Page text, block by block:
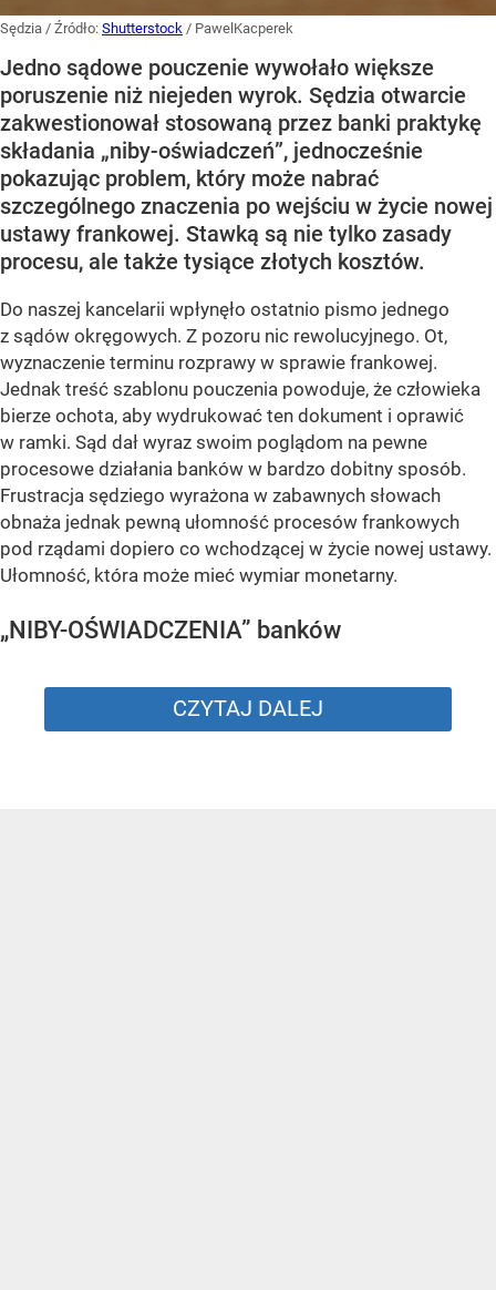
Sędzia / Źródło: Shutterstock / PawelKacperek
Jedno sądowe pouczenie wywołało większe
poruszenie niż niejeden wyrok. Sędzia otwarcie
zakwestionował stosowaną przez banki praktykę
składania „niby-oświadczeń”, jednocześnie
pokazując problem, który może nabrać
szczególnego znaczenia po wejściu w życie nowej
ustawy frankowej. Stawką są nie tylko zasady
procesu, ale także tysiące złotych kosztów.
Do naszej kancelarii wpłynęło ostatnio pismo jednego
z sądów okręgowych. Z pozoru nic rewolucyjnego. Ot,
wyznaczenie terminu rozprawy w sprawie frankowej.
Jednak treść szablonu pouczenia powoduje, że człowieka
bierze ochota, aby wydrukować ten dokument i oprawić
w ramki. Sąd dał wyraz swoim poglądom na pewne
procesowe działania banków w bardzo dobitny sposób.
Frustracja sędziego wyrażona w zabawnych słowach
obnaża jednak pewną ułomność procesów frankowych
pod rządami dopiero co wchodzącej w życie nowej ustawy.
Ułomność, która może mieć wymiar monetarny.
„NIBY-OŚWIADCZENIA” banków
CZYTAJ DALEJ